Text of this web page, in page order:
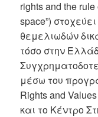
rights and the
space”)
θεμελιωδών
τόσο στην
μέσω του
Rights and
και το Κέντρο